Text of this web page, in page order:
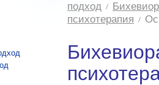
подход
психотерапия